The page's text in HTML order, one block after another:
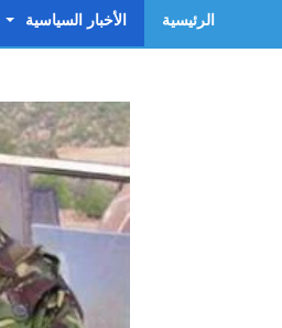
الرئيسية الأخبار السياسية